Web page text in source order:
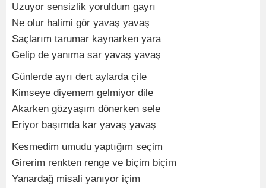
Uzuyor sensizlik yoruldum gayrı
Ne olur halimi gör yavaş yavaş
Saçlarım tarumar kaynarken yara
Gelip de yanıma sar yavaş yavaş
Günlerde ayrı dert aylarda çile
Kimseye diyemem gelmiyor dile
Akarken gözyaşım dönerken sele
Eriyor başımda kar yavaş yavaş
Kesmedim umudu yaptığım seçim
Girerim renkten renge ve biçim biçim
Yanardağ misali yanıyor içim